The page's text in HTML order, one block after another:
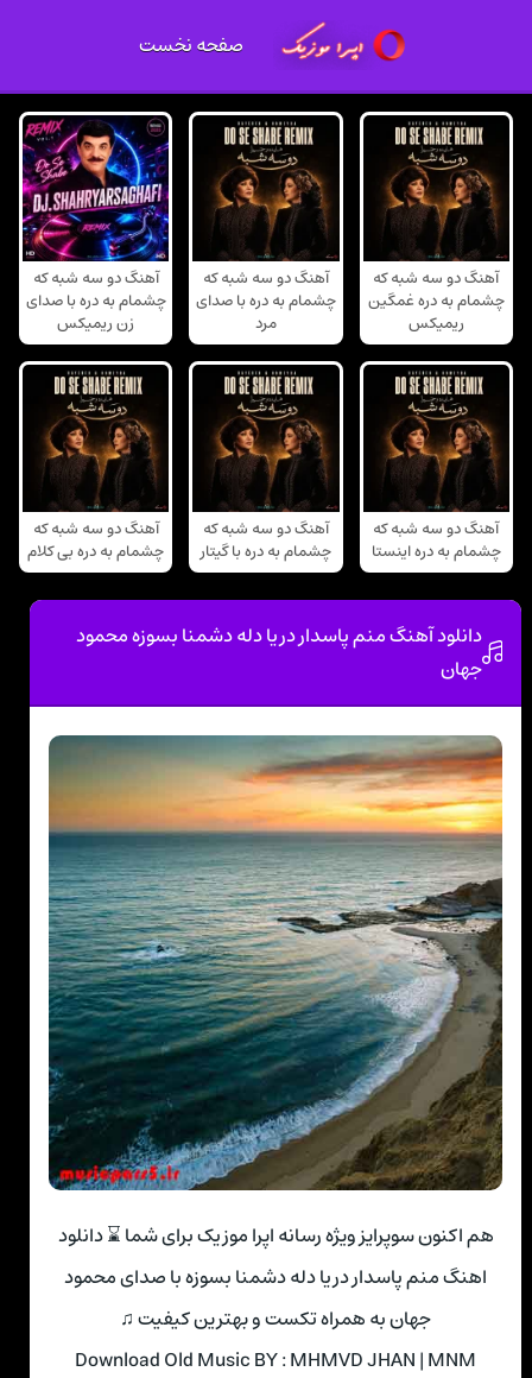
صفحه نخست
آهنگ دو سه شبه که
چشمام به دره غمگین
ریمیکس
آهنگ دو سه شبه که
چشمام به دره با صدای
مرد
آهنگ دو سه شبه که
چشمام به دره با صدای
زن ریمیکس
آهنگ دو سه شبه که
چشمام به دره اینستا
آهنگ دو سه شبه که
چشمام به دره با گیتار
آهنگ دو سه شبه که
چشمام به دره بی کلام
دانلود آهنگ منم پاسدار دریا دله دشمنا بسوزه محمود
جهان
هم اکنون سوپرایز ویژه رسانه اپرا موزیک برای شما ⌛ دانلود
اهنگ منم پاسدار دریا دله دشمنا بسوزه با صدای محمود
جهان به همراه تکست و بهترین کیفیت ♫
Download Old Music BY : MHMVD JHAN | MNM